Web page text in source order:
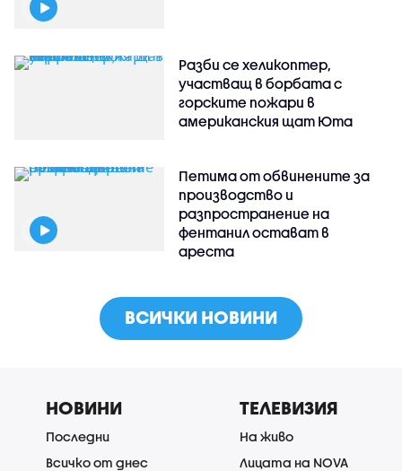
Разби се хеликоптер,
участващ в борбата с
горските пожари в
американския щат Юта
Петима от обвинените за
производство и
разпространение на
фентанил остават в
ареста
ВСИЧКИ НОВИНИ
НОВИНИ
Последни
Всичко от днес
ТЕЛЕВИЗИЯ
На живо
Лицата на NOVA